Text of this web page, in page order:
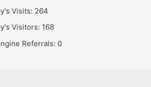
Visits: 264
Visitors: 168
Referrals: 0